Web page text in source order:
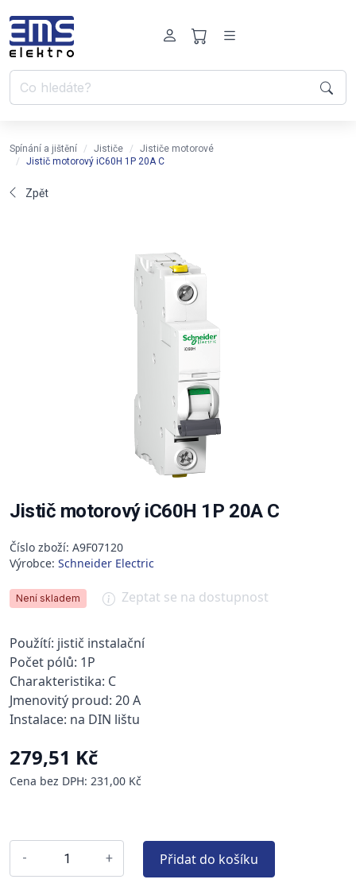
Spínání a jištění Jističe
Jističe motorové
Jistič motorový iC60H 1P 20A C
Zpět
Jistič motorový iC60H 1P 20A C
Číslo zboží: A9F07120
Výrobce: Schneider Electric
Není skladem Zeptat se na dostupnost
Použítí: jistič instalační
Počet pólů: 1P
Charakteristika: C
Jmenovitý proud: 20 A
Instalace: na DIN lištu
279,51 Kč
Cena bez DPH: 231,00 Kč
- + Přidat do košíku